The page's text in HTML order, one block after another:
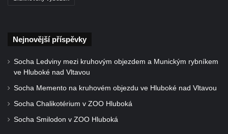
Nejnovější příspěvky
Socha Ledviny mezi kruhovým objezdem a Munickým rybníkem
ve Hluboké nad Vltavou
Socha Memento na kruhovém objezdu ve Hluboké nad Vltavou
Socha Chalikotérium v ZOO Hluboká
Socha Smilodon v ZOO Hluboká